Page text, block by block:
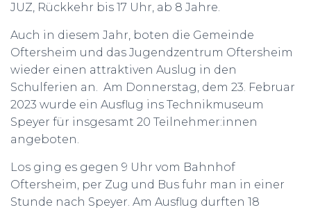
JUZ, Rückkehr bis 17 Uhr, ab 8 Jahre.
Auch in diesem Jahr, boten die Gemeinde
Oftersheim und das Jugendzentrum Oftersheim
wieder einen attraktiven Auslug in den
Schulferien an. Am Donnerstag, dem 23. Februar
2023 wurde ein Ausflug ins Technikmuseum
Speyer für insgesamt 20 Teilnehmer:innen
angeboten.
Los ging es gegen 9 Uhr vom Bahnhof
Oftersheim, per Zug und Bus fuhr man in einer
Stunde nach Speyer. Am Ausflug durften 18